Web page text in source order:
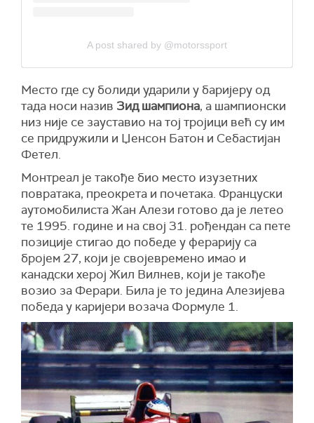
A post shared by @motorssport
Место где су болиди ударили у баријеру од
тада носи назив Зид шампиона, а шампионски
низ није се зауставио на тој тројици већ су им
се придружили и Џенсон Батон и Себастијан
Фетел.
Монтреал је такође био место изузетних
повратака, преокрета и почетака. Француски
аутомобилиста Жан Алези готово да је летео
те 1995. године и на свој 31. рођендан са пете
позиције стигао до победе у ферарију са
бројем 27, који је својевремено имао и
канадски херој Жил Вилнев, који је такође
возио за Ферари. Била је то једина Алезијева
победа у каријери возача Формуле 1.